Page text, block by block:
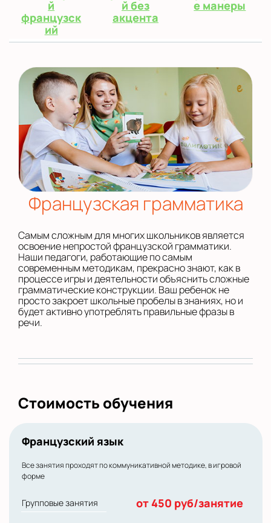
й
французск
ий
й без
акцента
е манеры
Французская грамматика
Самым сложным для многих школьников является
освоение непростой французской грамматики.
Наши педагоги, работающие по самым
современным методикам, прекрасно знают, как в
процессе игры и деятельности объяснить сложные
грамматические конструкции. Ваш ребенок не
просто закроет школьные пробелы в знаниях, но и
будет активно употреблять правильные фразы в
речи.
Стоимость обучения
Французский язык
Все занятия проходят по коммуникативной методике, в игровой
форме
Групповые занятия от 450 руб/занятие